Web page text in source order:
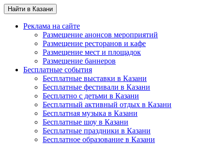
Найти в Казани
Реклама на сайте
Размещение анонсов мероприятий
Размещение ресторанов и кафе
Размещение мест и площадок
Размещение баннеров
Бесплатные события
Бесплатные выставки в Казани
Бесплатные фестивали в Казани
Бесплатно с детьми в Казани
Бесплатный активный отдых в Казани
Бесплатная музыка в Казани
Бесплатные шоу в Казани
Бесплатные праздники в Казани
Бесплатное образование в Казани